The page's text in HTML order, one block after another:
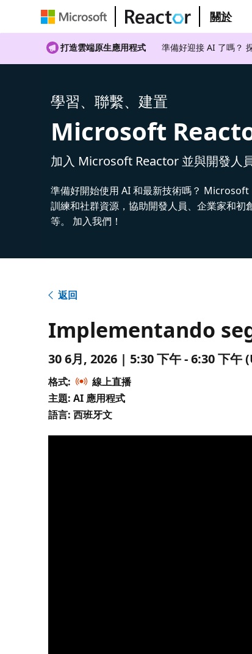
關於
打造雲端原生應用程式 準備好迎接 AI 了嗎？
學習、聯繫、建置
Microsoft
加入 Microsoft Reactor 並與開發人
準備好開始使用 AI 和最新技術嗎？ Microsoft
訓練和社群資源，協助開發人員、企業家和初
等。 加入我們！
返回
Implementando
30 6月, 2026 | 5:30 下午 - 6:30 下午
格式:
線上直播
主題: AI 應用程式
語言: 西班牙文